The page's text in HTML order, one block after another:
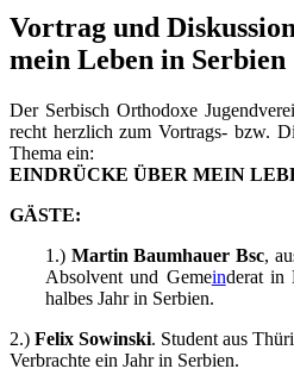
Vortrag und
mein Leben in Serbien
Der Serbisch Orthodoxe
recht herzlich zum Vortrags- bzw.
Thema ein:
EINDRÜCKE ÜBER MEIN
GÄSTE:
1.) Martin Baumhauer Bsc,
Absolvent und Gemeinderat in
halbes Jahr in Serbien.
2.) Felix Sowinski. Student aus
Verbrachte ein Jahr in Serbien.